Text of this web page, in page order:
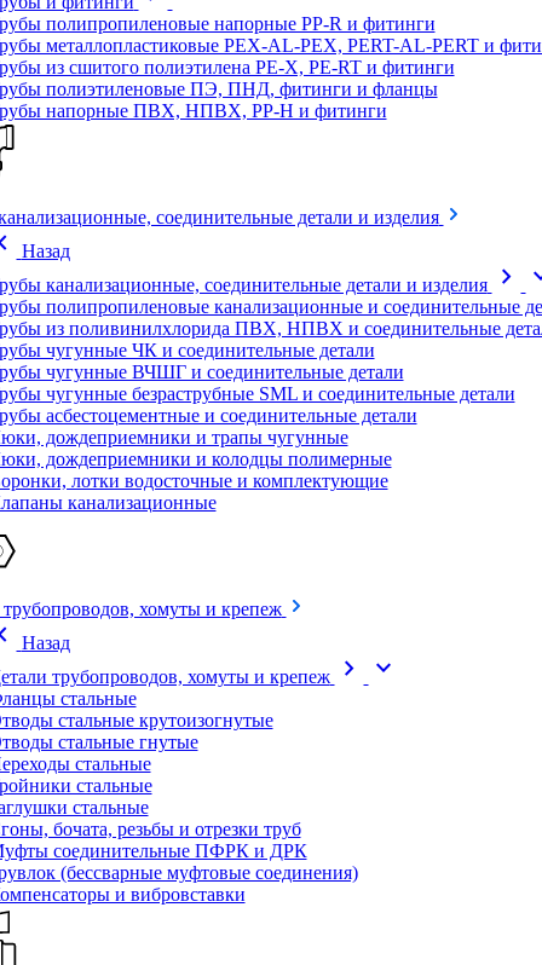
полипропиленовые напорные PP-R и фитинги
металлопластиковые PEX-AL-PEX, PERT-AL-PERT и
из сшитого полиэтилена PE-X, PE-RT и фитинги
полиэтиленовые ПЭ, ПНД, фитинги и фланцы
напорные ПВХ, НПВХ, PP-H и фитинги
соединительные детали и изделия
Назад
канализационные, соединительные детали и изделия
chevron_right
полипропиленовые канализационные и соединительные
из поливинилхлорида ПВХ, НПВХ и соединительные
чугунные ЧК и соединительные детали
чугунные ВЧШГ и соединительные детали
чугунные безраструбные SML и соединительные детали
асбестоцементные и соединительные детали
дождеприемники и трапы чугунные
дождеприемники и колодцы полимерные
лотки водосточные и комплектующие
канализационные
трубопроводов, хомуты и крепеж
Назад
трубопроводов, хомуты и крепеж
chevron_right expand_more
стальные
стальные крутоизогнутые
стальные гнутые
стальные
стальные
стальные
бочата, резьбы и отрезки труб
соединительные ПФРК и ДРК
(бессварные муфтовые соединения)
и вибровставки